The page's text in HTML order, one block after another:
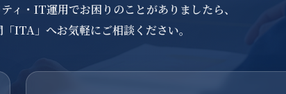
ィ・IT運用でお困りのことがありましたら、
ITA」へお気軽にご相談ください。